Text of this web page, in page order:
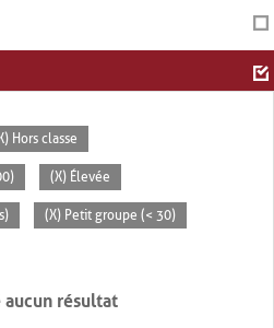
Hors classe
(X) Élevée
(X) Petit groupe (< 30)
aucun résultat